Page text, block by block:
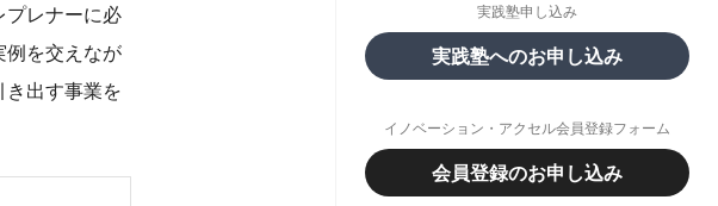
プレナーに必
例を交えなが
出す事業を
実践塾申し込み
実践塾へのお申し込み
イノベーション・アクセル会員登録フォーム
会員登録のお申し込み